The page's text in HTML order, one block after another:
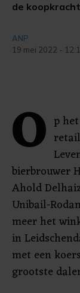
de
ANP
19 mei 2022 -
O p
bierbrouwer
Ahold
Unibail-
meer het
in
met een
grootste